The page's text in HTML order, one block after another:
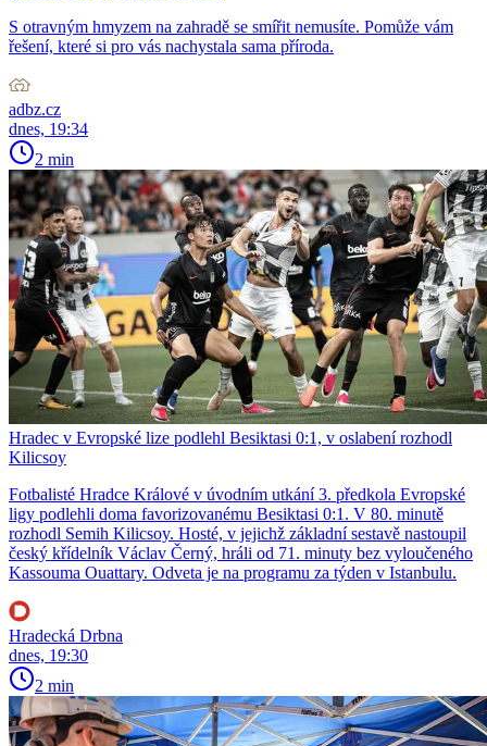
S otravným hmyzem na zahradě se smířit nemusíte. Pomůže vám
řešení, které si pro vás nachystala sama příroda.
adbz.cz
dnes, 19:34
2 min
Hradec v Evropské lize podlehl Besiktasi 0:1, v oslabení rozhodl
Kilicsoy
Fotbalisté Hradce Králové v úvodním utkání 3. předkola Evropské
ligy podlehli doma favorizovanému Besiktasi 0:1. V 80. minutě
rozhodl Semih Kilicsoy. Hosté, v jejichž základní sestavě nastoupil
český křídelník Václav Černý, hráli od 71. minuty bez vyloučeného
Kassouma Ouattary. Odveta je na programu za týden v Istanbulu.
Hradecká Drbna
dnes, 19:30
2 min